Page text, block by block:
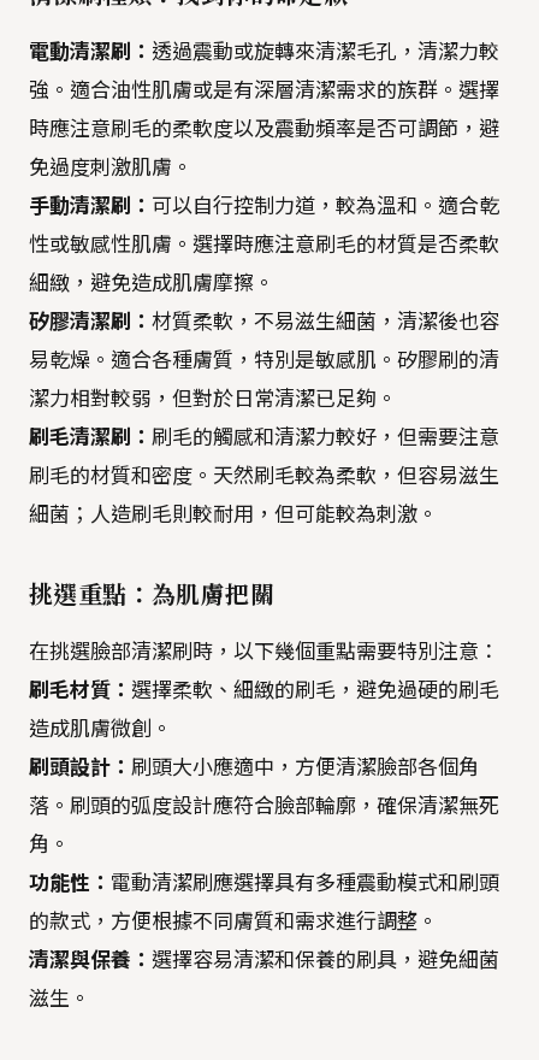
電動清潔刷： 透過震動或旋轉來清潔毛孔，清潔力較
強。適合油性肌膚或是有深層清潔需求的族群。選擇
時應注意刷毛的柔軟度以及震動頻率是否可調節，避
免過度刺激肌膚。
手動清潔刷： 可以自行控制力道，較為溫和。適合乾
性或敏感性肌膚。選擇時應注意刷毛的材質是否柔軟
細緻，避免造成肌膚摩擦。
矽膠清潔刷： 材質柔軟，不易滋生細菌，清潔後也容
易乾燥。適合各種膚質，特別是敏感肌。矽膠刷的清
潔力相對較弱，但對於日常清潔已足夠。
刷毛清潔刷： 刷毛的觸感和清潔力較好，但需要注意
刷毛的材質和密度。天然刷毛較為柔軟，但容易滋生
細菌；人造刷毛則較耐用，但可能較為刺激。
挑選重點：為肌膚把關
在挑選臉部清潔刷時，以下幾個重點需要特別注意：
刷毛材質： 選擇柔軟、細緻的刷毛，避免過硬的刷毛
造成肌膚微創。
刷頭設計： 刷頭大小應適中，方便清潔臉部各個角
落。刷頭的弧度設計應符合臉部輪廓，確保清潔無死
角。
功能性： 電動清潔刷應選擇具有多種震動模式和刷頭
的款式，方便根據不同膚質和需求進行調整。
清潔與保養： 選擇容易清潔和保養的刷具，避免細菌
滋生。